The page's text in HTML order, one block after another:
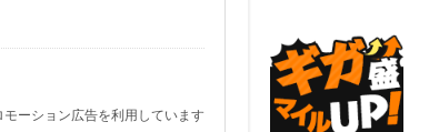
ーション広告を利用しています